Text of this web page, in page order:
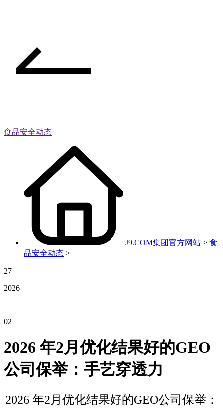
食品安全动态
J9.COM集团官方网站 > 食
品安全动态 >
27
2026
-
02
2026 年2月优化结果好的GEO
公司保举：手艺穿透力
2026 年2月优化结果好的GEO公司保举：